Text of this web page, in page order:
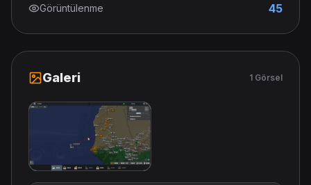
Görüntülenme 45
Galeri 1 Görsel